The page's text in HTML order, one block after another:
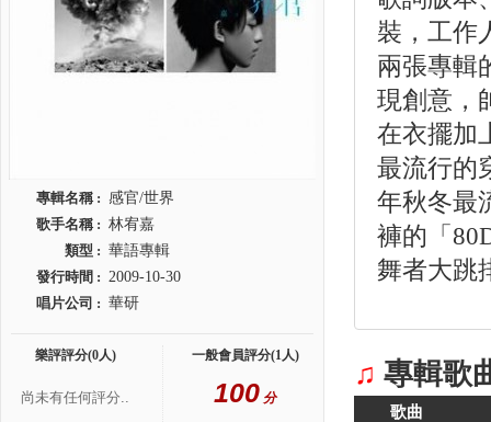
專輯名稱 : 感官/世界
歌手名稱 : 林宥嘉
類型 : 華語專輯
發行時間 : 2009-10-30
唱片公司 : 華研
樂評評分(0人)
尚未有任何評分..
一般會員評分(1人)
100 分
裝，工作
兩張專輯
現創意，
在衣擺加
最流行的
年秋冬最
褲的「
舞者大跳
♫ 專輯歌
歌曲